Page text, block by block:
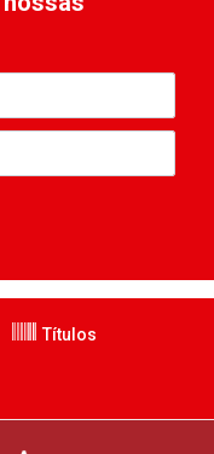
Títulos